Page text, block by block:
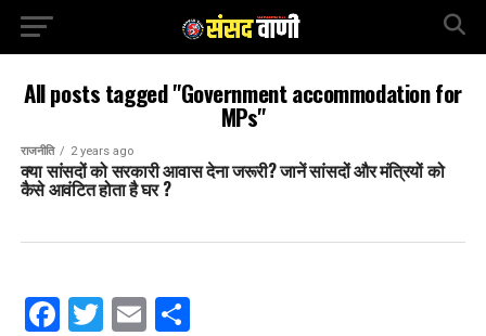
All posts tagged "Government accommodation for
MPs"
राजनीति 2 years ago
क्या सांसदों को सरकारी आवास देना जरूरी? जानें सांसदों और मंत्रियों को
कैसे आवंटित होता है घर ?
Facebook
Twitter
EmailShare